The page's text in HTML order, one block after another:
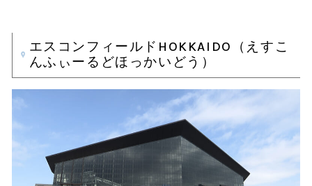
エスコンフィールドHOKKAIDO（えすこ
んふぃーるどほっかいどう）